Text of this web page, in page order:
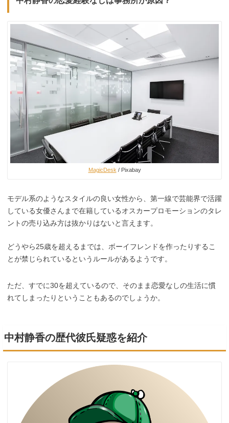
MagicDesk / Pixabay
モデル系のようなスタイルの良い女性から、第一線で芸能界で活躍
している女優さんまで在籍しているオスカープロモーションのタレ
ントの売り込み方は抜かりはないと言えます。
どうやら25歳を超えるまでは、ボーイフレンドを作ったりするこ
とが禁じられているというルールがあるようです。
ただ、すでに30を超えているので、そのまま恋愛なしの生活に慣
れてしまったりということもあるのでしょうか。
中村静香の歴代彼氏疑惑を紹介